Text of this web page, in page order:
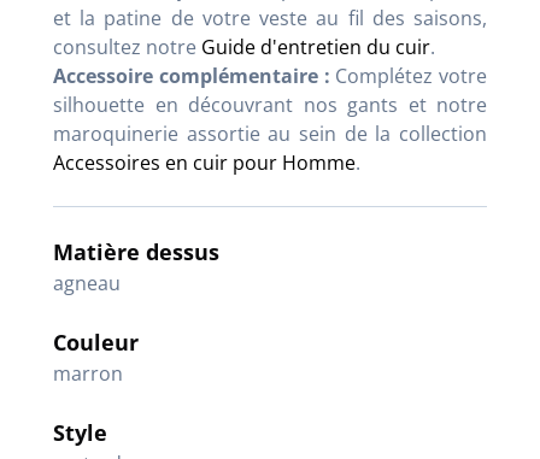
et la patine de votre veste au fil des saisons,
consultez notre Guide d'entretien du cuir.
Accessoire complémentaire : Complétez votre
silhouette en découvrant nos gants et notre
maroquinerie assortie au sein de la collection
Accessoires en cuir pour Homme.
Matière dessus
agneau
Couleur
marron
Style